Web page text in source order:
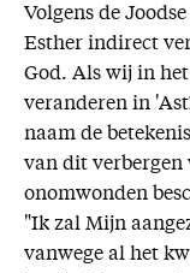
Volgens de
Esther indirect
God. Als wij in
veranderen in
naam de
van dit verbergen
onomwonden
"Ik zal Mijn
vanwege al het